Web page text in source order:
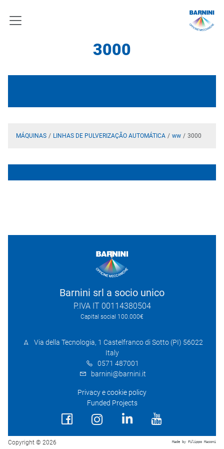
3000
MÁQUINAS LINHAS DE PULVERIZAÇÃO AUTOMÁTICA ww 3000
Barnini srl a socio unico
P.IVA IT 00114380504
Capital social 100.000€
Via della Tecnologia, 1 Castelfranco di Sotto (PI) 56022
Italy
0571 487001
barnini@barnini.it
Privacy e cookie policy
Funded Projects
Copyright © 2026 Made by Filippo Masoni